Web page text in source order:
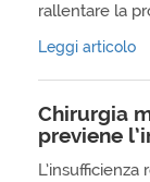
rallentare la
Leggi articolo
Chirurgia
previene